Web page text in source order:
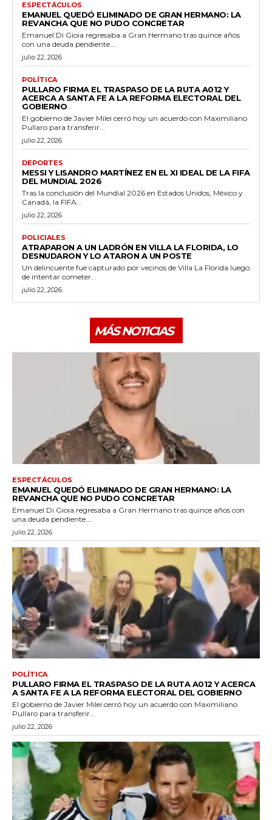
ESPECTÁCULOS
EMANUEL QUEDÓ ELIMINADO DE GRAN HERMANO: LA
REVANCHA QUE NO PUDO CONCRETAR
Emanuel Di Gioia regresaba a Gran Hermano tras quince años
con una deuda pendiente....
julio 22, 2026
POLÍTICA
PULLARO FIRMA EL TRASPASO DE LA RUTA A012 Y
ACERCA A SANTA FE A LA REFORMA ELECTORAL DEL
GOBIERNO
El gobierno de Javier Milei cerró hoy un acuerdo con Maximiliano
Pullaro para transferir...
julio 22, 2026
DEPORTES
MESSI Y LISANDRO MARTÍNEZ EN EL XI IDEAL DE LA FIFA
DEL MUNDIAL 2026
Tras la conclusión del Mundial 2026 en Estados Unidos, México y
Canadá, la FIFA...
julio 22, 2026
POLICIALES
ATRAPARON A UN LADRÓN EN VILLA LA FLORIDA, LO
DESNUDARON Y LO ATARON A UN POSTE
Un delincuente fue capturado por vecinos de Villa La Florida luego
de intentar cometer...
julio 22, 2026
MÁS NOTICIAS
ESPECTÁCULOS
EMANUEL QUEDÓ ELIMINADO DE GRAN HERMANO: LA
REVANCHA QUE NO PUDO CONCRETAR
Emanuel Di Gioia regresaba a Gran Hermano tras quince años con
una deuda pendiente....
julio 22, 2026
POLÍTICA
PULLARO FIRMA EL TRASPASO DE LA RUTA A012 Y ACERCA
A SANTA FE A LA REFORMA ELECTORAL DEL GOBIERNO
El gobierno de Javier Milei cerró hoy un acuerdo con Maximiliano
Pullaro para transferir...
julio 22, 2026